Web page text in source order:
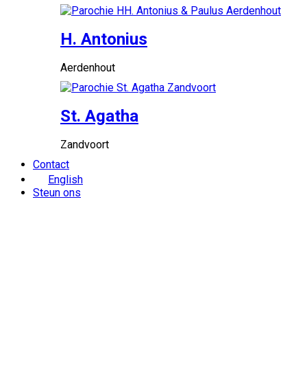
H. Antonius
Aerdenhout
St. Agatha
Zandvoort
Contact
English
Steun ons